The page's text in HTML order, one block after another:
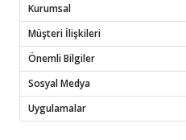
Kurumsal
Müşteri İlişkileri
Önemli Bilgiler
Sosyal Medya
Uygulamalar